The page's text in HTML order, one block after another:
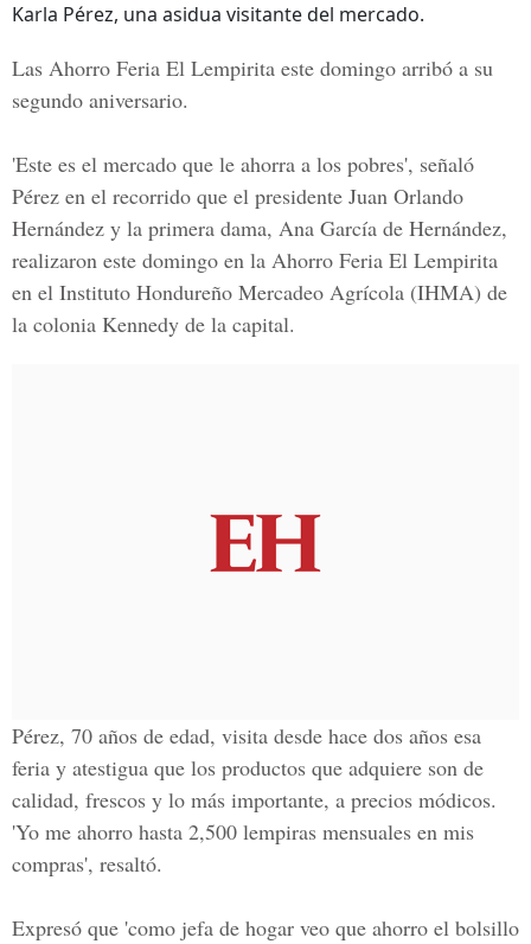
Karla Pérez, una asidua visitante del mercado.
Las Ahorro Feria El Lempirita este domingo arribó a su
segundo aniversario.
'Este es el mercado que le ahorra a los pobres', señaló
Pérez en el recorrido que el presidente Juan Orlando
Hernández y la primera dama, Ana García de Hernández,
realizaron este domingo en la Ahorro Feria El Lempirita
en el Instituto Hondureño Mercadeo Agrícola (IHMA) de
la colonia Kennedy de la capital.
Pérez, 70 años de edad, visita desde hace dos años esa
feria y atestigua que los productos que adquiere son de
calidad, frescos y lo más importante, a precios módicos.
'Yo me ahorro hasta 2,500 lempiras mensuales en mis
compras', resaltó.
Expresó que 'como jefa de hogar veo que ahorro el bolsillo